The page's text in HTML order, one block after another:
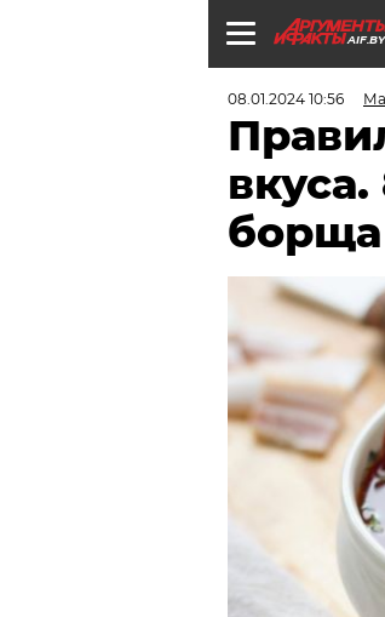
AIF.BY
08.01.2024 10:56
борща